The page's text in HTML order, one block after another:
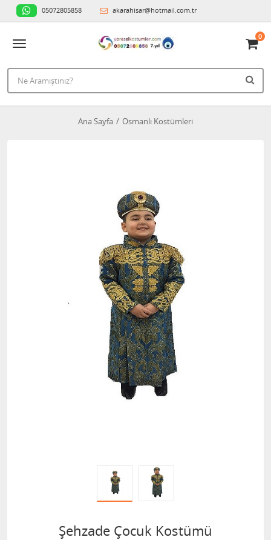
05072805858 akarahisar@hotmail.com.tr
0
Ana Sayfa Osmanlı Kostümleri
Şehzade Çocuk Kostümü